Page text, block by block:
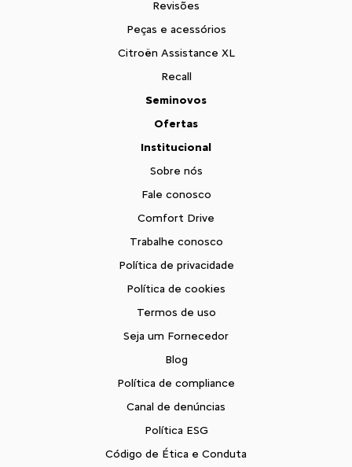
Revisões
Peças e acessórios
Citroën Assistance XL
Recall
Seminovos
Ofertas
Institucional
Sobre nós
Fale conosco
Comfort Drive
Trabalhe conosco
Política de privacidade
Política de cookies
Termos de uso
Seja um Fornecedor
Blog
Política de compliance
Canal de denúncias
Política ESG
Código de Ética e Conduta